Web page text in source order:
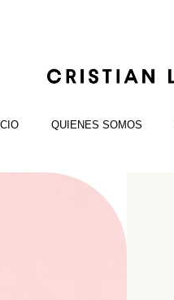
QUIENES SOMOS